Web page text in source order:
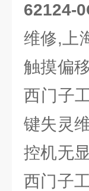
62124-
维修,上
触摸偏
西门子
键失灵
控机无
西门子